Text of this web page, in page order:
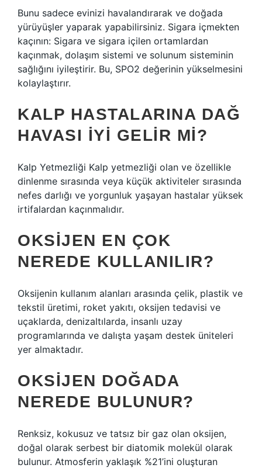
Bunu sadece evinizi havalandırarak ve doğada
yürüyüşler yaparak yapabilirsiniz. Sigara içmekten
kaçının: Sigara ve sigara içilen ortamlardan
kaçınmak, dolaşım sistemi ve solunum sisteminin
sağlığını iyileştirir. Bu, SPO2 değerinin yükselmesini
kolaylaştırır.
KALP HASTALARINA DAĞ
HAVASI IYI GELIR MI?
Kalp Yetmezliği Kalp yetmezliği olan ve özellikle
dinlenme sırasında veya küçük aktiviteler sırasında
nefes darlığı ve yorgunluk yaşayan hastalar yüksek
irtifalardan kaçınmalıdır.
OKSIJEN EN ÇOK
NEREDE KULLANILIR?
Oksijenin kullanım alanları arasında çelik, plastik ve
tekstil üretimi, roket yakıtı, oksijen tedavisi ve
uçaklarda, denizaltılarda, insanlı uzay
programlarında ve dalışta yaşam destek üniteleri
yer almaktadır.
OKSIJEN DOĞADA
NEREDE BULUNUR?
Renksiz, kokusuz ve tatsız bir gaz olan oksijen,
doğal olarak serbest bir diatomik molekül olarak
bulunur. Atmosferin yaklaşık %21’ini oluşturan